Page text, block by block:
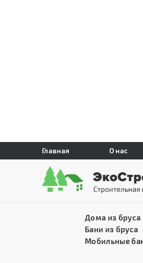
Главная О нас
Дома из бруса
Бани из бруса
Мобильные